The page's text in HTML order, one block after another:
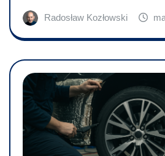
Radosław Kozłowski